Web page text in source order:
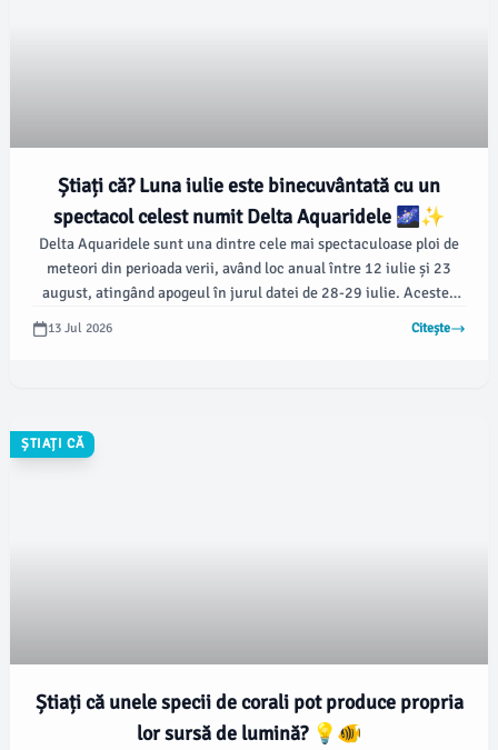
Știați că? Luna iulie este binecuvântată cu un
spectacol celest numit Delta Aquaridele 🌌✨
Delta Aquaridele sunt una dintre cele mai spectaculoase ploi de
meteori din perioada verii, având loc anual între 12 iulie și 23
august, atingând apogeul în jurul datei de 28-29 iulie. Acestea
Vărsătorul (Aquarius), mai precis lângă steaua Delta Aquarii.
13 Jul 2026 Citește
ȘTIAȚI CĂ
Știați că unele specii de corali pot produce propria
lor sursă de lumină? 💡🐠